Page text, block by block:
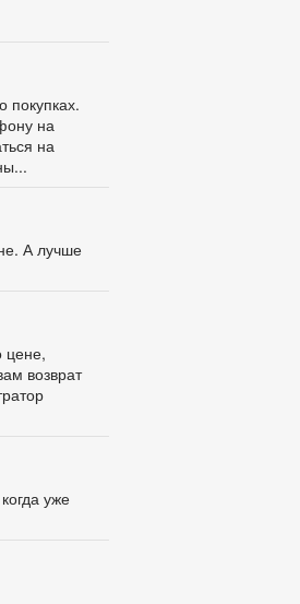
покупках.
на
на
А лучше
цене,
возврат
уже